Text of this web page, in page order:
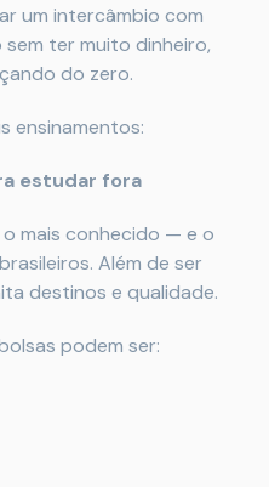
um intercâmbio com
ter muito dinheiro,
do zero.
ensinamentos:
estudar fora
o mais conhecido — e o
Além de ser
destinos e qualidade.
podem ser: